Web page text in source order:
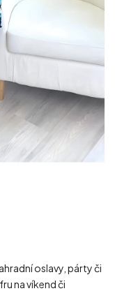
oslavy, párty či
na víkend či